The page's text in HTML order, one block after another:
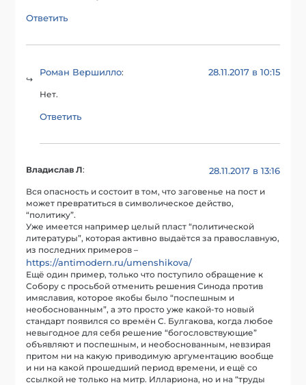
Ответить
Роман Вершилло: 28.11.2017 в 10:15
Нет.
Ответить
Владислав Л: 28.11.2017 в 13:16
Вся опасность и состоит в том, что заговенье на пост и
может превратиться в символическое действо,
“политику”.
Уже имеется например целый пласт “политической
литературы”, которая активно выдаётся за православную,
из последних примеров –
https://antimodern.ru/umenshikova/
Ещё один пример, только что поступило обращение к
Собору с просьбой отменить решения Синода против
имяславия, которое якобы было “поспешным и
необоснованным”, а это просто уже какой-то новый
стандарт появился со времён С. Булгакова, когда любое
невыгодное для себя решение “богословствующие”
объявляют и поспешным, и необоснованным, невзирая
притом ни на какую приводимую аргументацию вообще
и ни на какой прошедший период времени, и ещё со
ссылкой не только на митр. Иллариона, но и на “труды